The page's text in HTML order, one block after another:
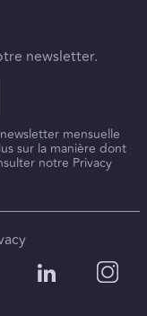
newsletter.
mensuelle
sur la manière dont
notre Privacy